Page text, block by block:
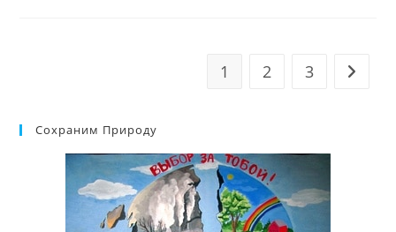
1 2 3
Сохраним Природу